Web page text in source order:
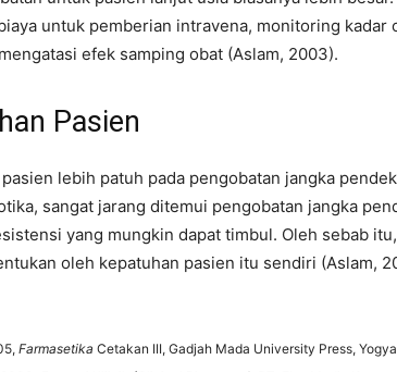
untuk pemberian intravena, monitoring
efek samping obat (Aslam, 2003).
Pasien
pasien lebih patuh pada pengobatan jangka
sangat jarang ditemui pengobatan jangka
yang mungkin dapat timbul. Oleh sebab
oleh kepatuhan pasien itu sendiri (Aslam,
Farmasetika Cetakan III, Gadjah Mada University Press,